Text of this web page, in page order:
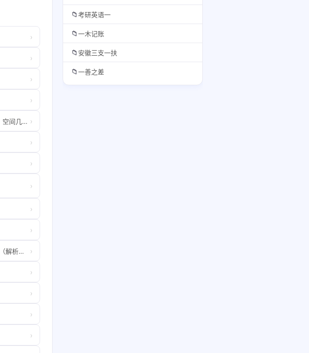
›
›
›
›
《三维设计》2014届高考数学一轮复习教学案（基础知识+高频考点+解题训练）空间几何体的表面积和体积（含解析）.pdf ›
›
›
›
›
›
专题01 实数的有关概念和计算（讲练）-2016年中考数学一轮复习讲练测课课通（解析版）.doc ›
›
›
›
›
📁考研英语一
📁一木记账
📁 安徽三支一扶
📁一善之差